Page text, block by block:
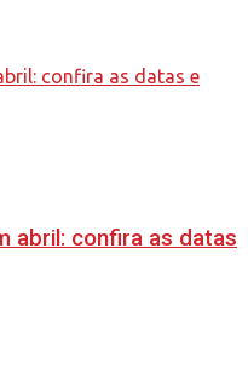
abril: confira as datas